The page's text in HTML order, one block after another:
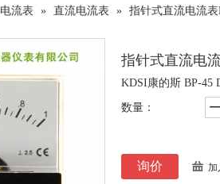
电流表 » 直流电流表 » 指针式直流电流表
指针式直流电
KDSI康的斯 BP-45
数量：
询价 加